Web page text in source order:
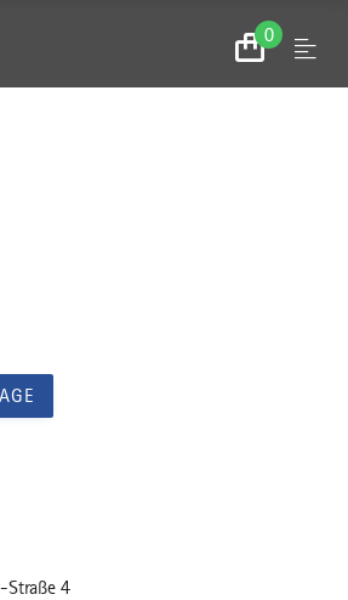
0
Zum
Warenkorb
Menu
Straße 4